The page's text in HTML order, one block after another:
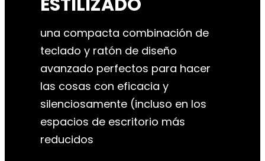
una compacta combinación de
teclado y ratón de diseño
avanzado perfectos para hacer
las cosas con eficacia y
silenciosamente (incluso en los
espacios de escritorio más
reducidos